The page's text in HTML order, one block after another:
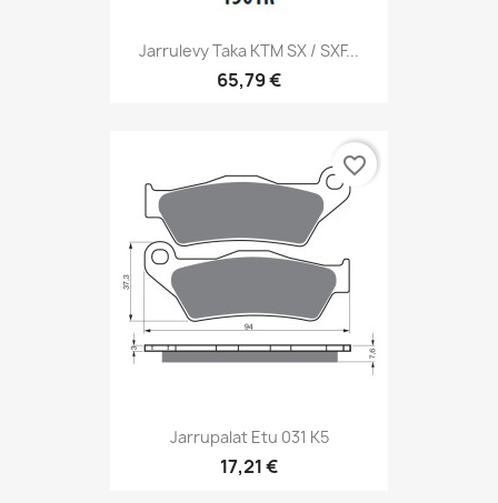
Jarrulevy Taka KTM SX / SXF...
65,79 €
Jarrupalat Etu 031 K5
17,21 €
favorite_border